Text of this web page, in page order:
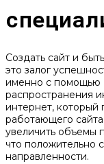
Создать сайт и
это залог
именно с помощью
распространения
интернет, который
работающего
увеличить объемы
что положительно
направленности.